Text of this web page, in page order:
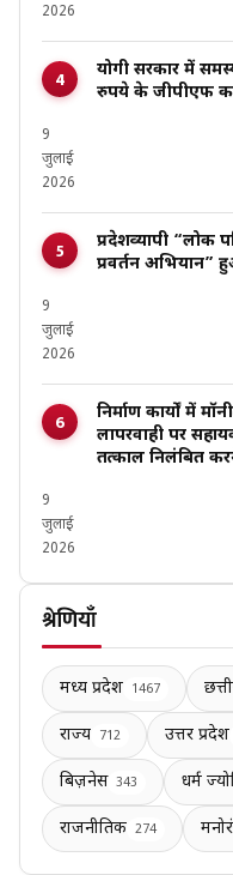
2026
योगी सरकार में
रुपये के जीपीएफ
9
जुलाई
2026
प्रदेशव्यापी “लोक
प्रवर्तन
9
जुलाई
2026
निर्माण कार्यों में
लापरवाही पर
तत्काल निलंबित
9
जुलाई
2026
श्रेणियाँ
मध्य प्रदेश 1467
राज्य 712 उत्तर प्रदेश
बिज़नेस 343 धर्म
राजनीतिक 274